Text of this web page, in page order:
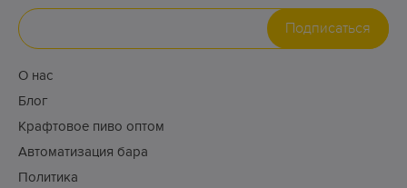
Подписаться
О нас
Блог
Крафтовое пиво оптом
Автоматизация бара
Политика